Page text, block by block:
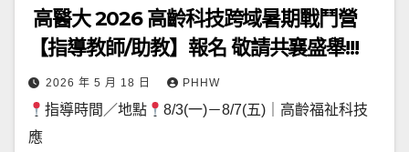
高醫大 2026 高齡科技跨域暑期戰鬥營
【指導教師/助教】報名 敬請共襄盛舉!!!
2026 年 5 月 18 日 PHHW
指導時間／地點
8/3(一)－8/7(五)｜高齡福祉科技
應